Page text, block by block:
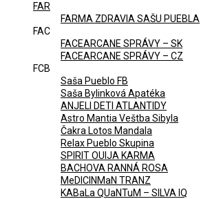
FAR
FARMA ZDRAVIA SAŠU PUEBLA
FAC
FACEARCANE SPRÁVY – SK
FACEARCANE SPRÁVY – CZ
FCB
Saša Pueblo FB
Saša Bylinková Apatéka
ANJELI DETI ATLANTIDY
Astro Mantia Veštba Sibyla
Čakra Lotos Mandala
Relax Pueblo Skupina
SPIRIT OUIJA KARMA
BACHOVA RANNÁ ROSA
MeDICINMaN TRANZ
KABaLa QUaNTuM – SILVA IQ